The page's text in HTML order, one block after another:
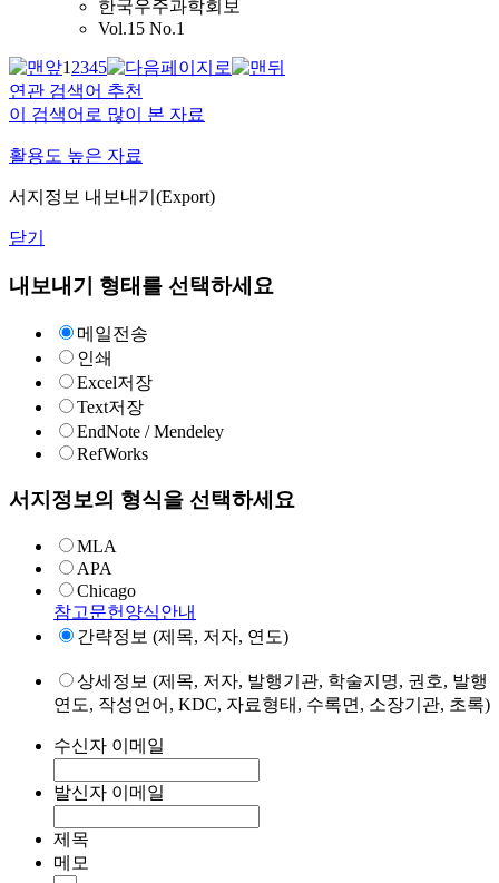
한국우주과학회보
Vol.15 No.1
12345
연관 검색어 추천
이 검색어로 많이 본 자료
활용도 높은 자료
서지정보 내보내기(Export)
닫기
내보내기 형태를 선택하세요
메일전송
인쇄
Excel저장
Text저장
EndNote / Mendeley
RefWorks
서지정보의 형식을 선택하세요
MLA
APA
Chicago
참고문헌양식안내
간략정보 (제목, 저자, 연도)
상세정보 (제목, 저자, 발행기관, 학술지명, 권호, 발행
연도, 작성언어, KDC, 자료형태, 수록면, 소장기관, 초록)
수신자 이메일
발신자 이메일
제목
메모